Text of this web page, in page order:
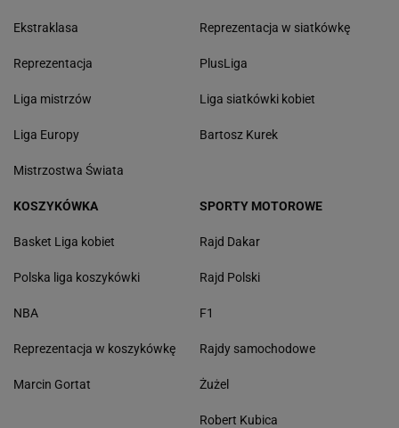
Ekstraklasa
Reprezentacja
Liga mistrzów
Liga Europy
Mistrzostwa Świata
Reprezentacja w siatkówkę
PlusLiga
Liga siatkówki kobiet
Bartosz Kurek
KOSZYKÓWKA
Basket Liga kobiet
Polska liga koszykówki
NBA
Reprezentacja w koszykówkę
Marcin Gortat
SPORTY MOTOROWE
Rajd Dakar
Rajd Polski
F1
Rajdy samochodowe
Żużel
Robert Kubica